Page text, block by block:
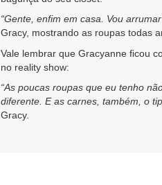
“Gente, enfim em casa. Vou
Gracy, mostrando as roupas todas
Vale lembrar que Gracyanne ficou
no reality show:
“As poucas roupas que eu tenho
diferente. E as carnes, também, o
Gracy.